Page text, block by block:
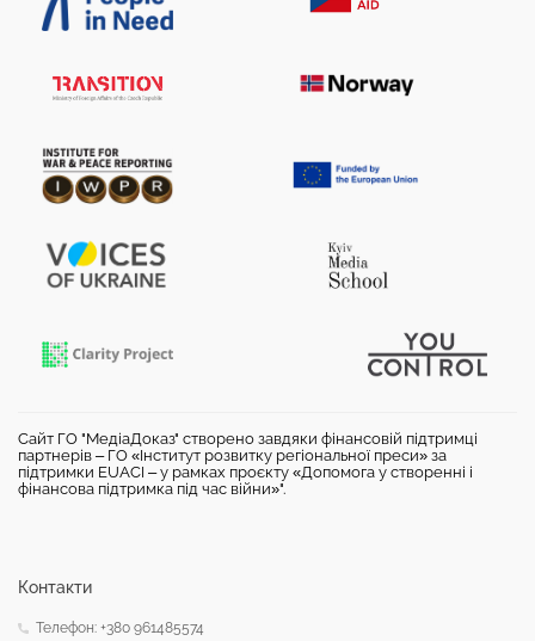
Сайт ГО "МедіаДоказ" створено завдяки фінансовій підтримці
партнерів – ГО «Інститут розвитку регіональної преси» за
підтримки EUACI – у рамках проєкту «Допомога у створенні і
фінансова підтримка під час війни»".
Контакти
Телефон: +380 961485574